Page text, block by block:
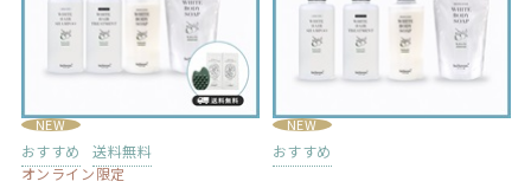
NEW
おすすめ
送料無料
オンライン限定
NEW
おすすめ